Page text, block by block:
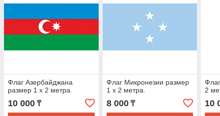
Флаг Азербайджана
размер 1 х 2 метра.
10 000 ₸
Флаг Микронезии размер
1 х 2 метра.
8 000₸
2
10